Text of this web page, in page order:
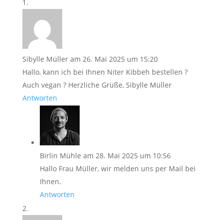
Sibylle Müller am 26. Mai 2025 um 15:20
Hallo, kann ich bei Ihnen Niter Kibbeh bestellen ?
Auch vegan ? Herzliche Grüße, Sibylle Müller
Antworten
Birlin Mühle am 28. Mai 2025 um 10:56
Hallo Frau Müller, wir melden uns per Mail bei
Ihnen.
Antworten